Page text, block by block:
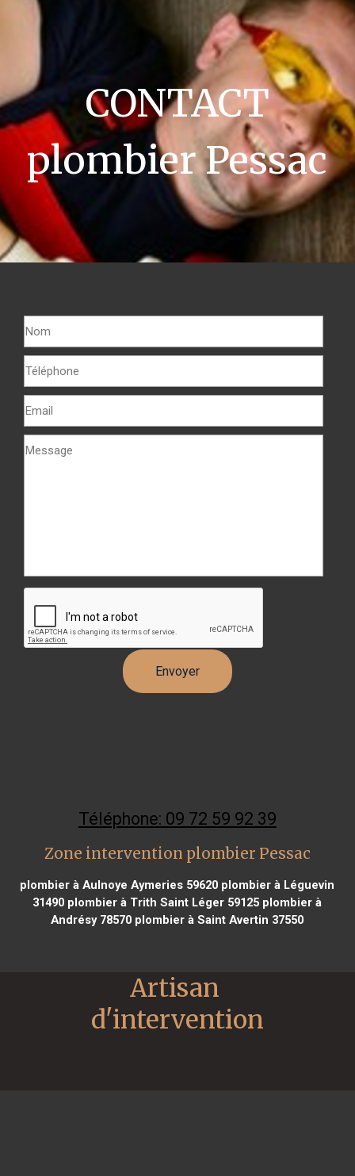
CONTACT
plombier Pessac
Téléphone: 09 72 59 92 39
Zone intervention plombier Pessac
plombier à Aulnoye Aymeries 59620 plombier à Léguevin
31490 plombier à Trith Saint Léger 59125 plombier à
Andrésy 78570 plombier à Saint Avertin 37550
Artisan
d'intervention